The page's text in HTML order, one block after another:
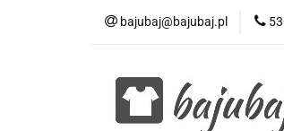
bajubaj@bajubaj.pl